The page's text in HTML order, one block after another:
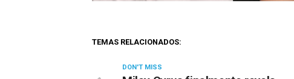
TEMAS RELACIONADOS:
DON'T MISS